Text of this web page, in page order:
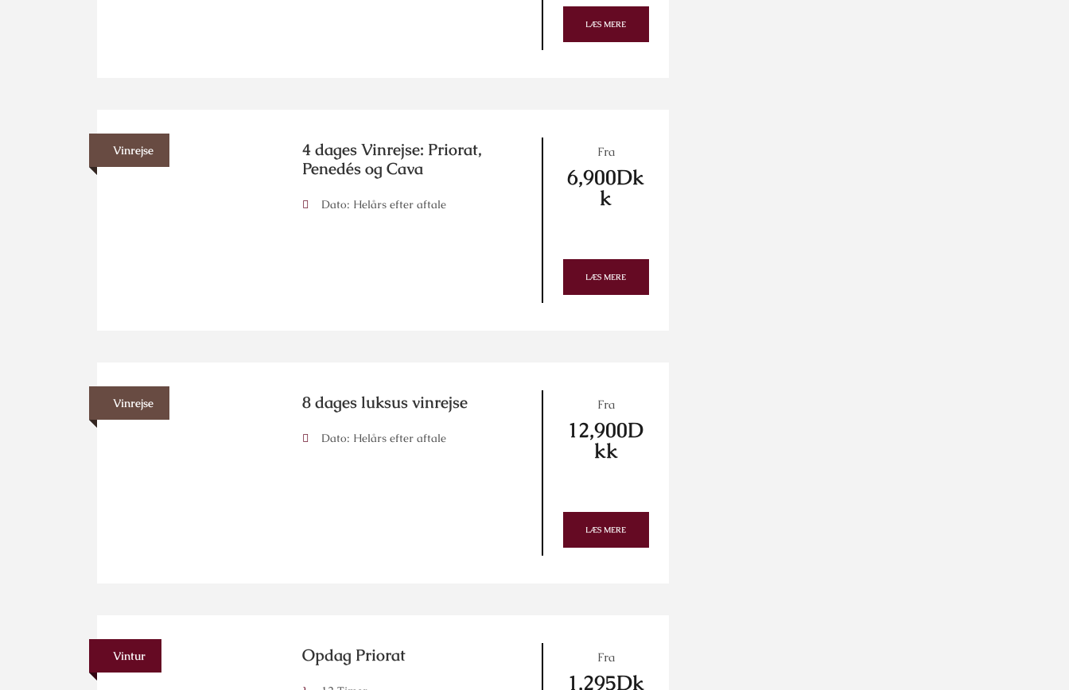
LÆS MERE
Vinrejse
4 dages Vinrejse: Priorat,
Penedés og Cava
Dato: Helårs efter aftale
Fra
6,900Dk
k
LÆS MERE
Vinrejse 8 dages luksus vinrejse
Dato: Helårs efter aftale
Fra
12,900D
kk
LÆS MERE
Vintur Opdag Priorat Fra
1,295Dk